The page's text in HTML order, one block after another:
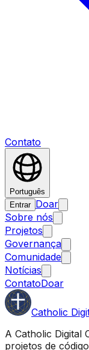
Contato
Português
Entrar Doar
Sobre nós
Projetos
Governança
Comunidade
Notícias
ContatoDoar
Catholic
A Catholic Digital
projetos de